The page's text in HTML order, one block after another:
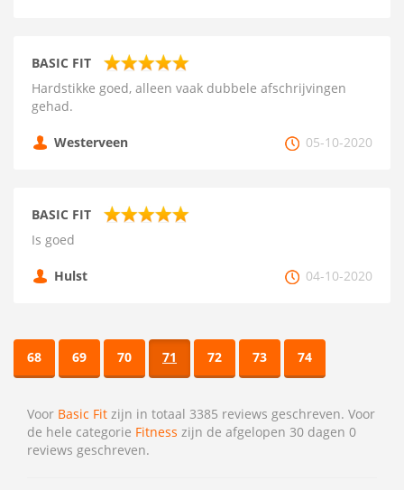
BASIC FIT
Hardstikke goed, alleen vaak dubbele afschrijvingen
gehad.
Westerveen 05-10-2020
BASIC FIT
Is goed
Hulst 04-10-2020
68 69 70 71 72 73 74
Voor Basic Fit zijn in totaal 3385 reviews geschreven. Voor
de hele categorie Fitness zijn de afgelopen 30 dagen 0
reviews geschreven.